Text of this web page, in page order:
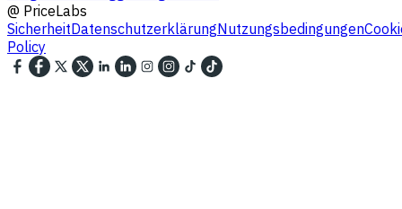
@ PriceLabs
SicherheitDatenschutzerklärungNutzungsbedingungen
Policy